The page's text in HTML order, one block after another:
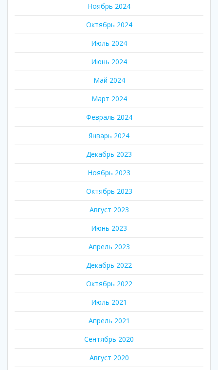
Ноябрь 2024
Октябрь 2024
Июль 2024
Июнь 2024
Май 2024
Март 2024
Февраль 2024
Январь 2024
Декабрь 2023
Ноябрь 2023
Октябрь 2023
Август 2023
Июнь 2023
Апрель 2023
Декабрь 2022
Октябрь 2022
Июль 2021
Апрель 2021
Сентябрь 2020
Август 2020